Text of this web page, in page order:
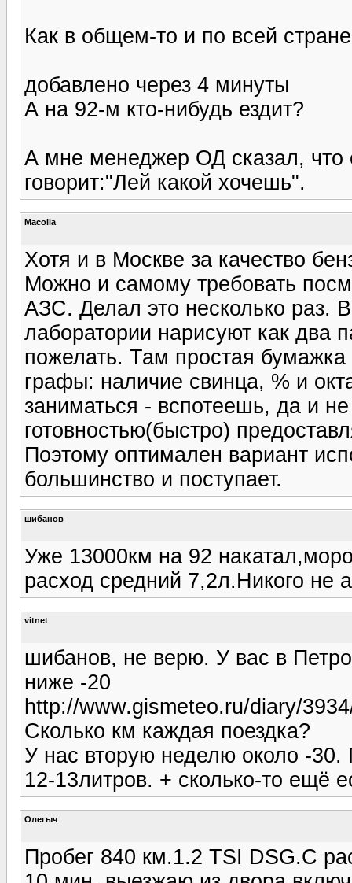
Как в общем-то и по всей
добавлено через 4 минуты
А на 92-м кто-нибудь ездит?
А мне менеджер ОД сказал, что
говорит:"Лей какой хочешь".
Macolla
Хотя и в Москве за качество
Можно и самому требовать
АЗС. Делал это несколько раз.
лаборатории нарисуют как два
пожелать. Там простая
графы: наличие свинца, % и
заниматься - вспотеешь, да и не
готовностью(быстро)
Поэтому оптимален вариант
большинство и поступает.
шибанов
Уже 13000км на 92
расход средний 7,2л.Никого не
vitnet
шибанов, не верю. У вас в
ниже -20
http://www.gismeteo.ru/diary/
Сколько км каждая поездка?
У нас вторую неделю около -
12-13литров. + сколько-то ещё
Олегыч
Пробег 840 км.1.2 TSI DSG.С